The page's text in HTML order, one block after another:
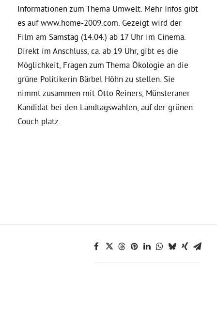
Daniel Freund, MdEP
Grüne im Rathaus
Ratsfraktion
Informationen zum Thema Umwelt. Mehr Infos gibt
es auf www.home-2009.com. Gezeigt wird der
Film am Samstag (14.04.) ab 17 Uhr im Cinema.
Direkt im Anschluss, ca. ab 19 Uhr, gibt es die
Möglichkeit, Fragen zum Thema Ökologie an die
grüne Politikerin Bärbel Höhn zu stellen. Sie
nimmt zusammen mit Otto Reiners, Münsteraner
Kandidat bei den Landtagswahlen, auf der grünen
Couch platz.